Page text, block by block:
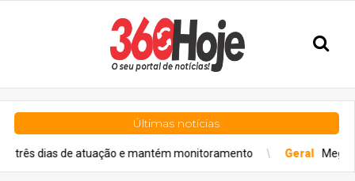
Últimas notícias
atuação e mantém monitoramento Geral Mega-Sena sorteia